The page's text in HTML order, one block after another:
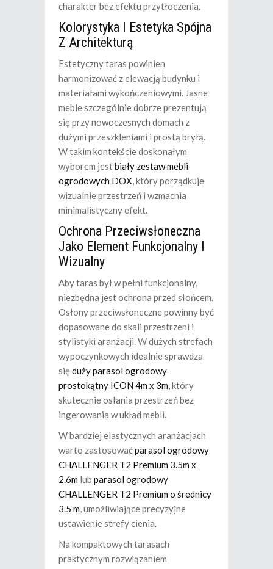
charakter bez efektu przytłoczenia.
Kolorystyka I Estetyka Spójna
Z Architekturą
Estetyczny taras powinien
harmonizować z elewacją budynku i
materiałami wykończeniowymi. Jasne
meble szczególnie dobrze prezentują
się przy nowoczesnych domach z
dużymi przeszkleniami i prostą bryłą.
W takim kontekście doskonałym
wyborem jestbiały zestaw mebli
ogrodowych DOX, który porządkuje
wizualnie przestrzeń i wzmacnia
minimalistyczny efekt.
Ochrona Przeciwsłoneczna
Jako Element Funkcjonalny I
Wizualny
Aby taras był w pełni funkcjonalny,
niezbędna jest ochrona przed słońcem.
Osłony przeciwsłoneczne powinny być
dopasowane do skali przestrzeni i
stylistyki aranżacji. W dużych strefach
wypoczynkowych idealnie sprawdza
sięduży parasol ogrodowy
prostokątny ICON 4m x 3m, który
skutecznie osłania przestrzeń bez
ingerowania w układ mebli.
W bardziej elastycznych aranżacjach
warto zastosowaćparasol ogrodowy
CHALLENGER T2 Premium 3.5m x
2.6m lub parasol ogrodowy
CHALLENGER T2 Premium o średnicy
3.5 m, umożliwiające precyzyjne
ustawienie strefy cienia.
Na kompaktowych tarasach
praktycznym rozwiązaniem